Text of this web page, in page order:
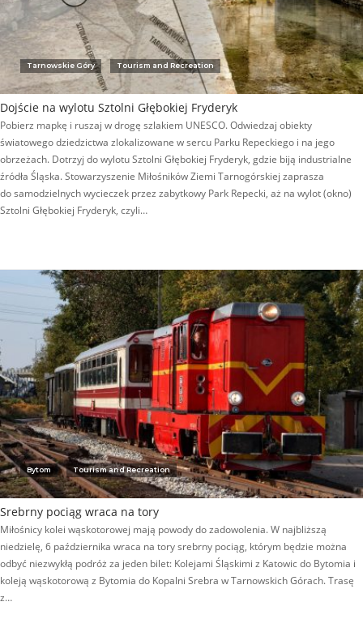
Tarnowskie Góry Tourism and Recreation
Dojście na wylotu Sztolni Głębokiej Fryderyk
Pobierz mapkę i ruszaj w drogę szlakiem UNESCO. Odwiedzaj obiekty
światowego dziedzictwa zlokalizowane w sercu Parku Repeckiego i na jego
obrzeżach. Dotrzyj do wylotu Sztolni Głębokiej Fryderyk, gdzie biją industrialne
źródła Śląska. Stowarzyszenie Miłośników Ziemi Tarnogórskiej zaprasza
do samodzielnych wycieczek przez zabytkowy Park Repecki, aż na wylot (okno)
Sztolni Głębokiej Fryderyk, czyli…
Bytom Tourism and Recreation
Srebrny pociąg wraca na tory
Miłośnicy kolei wąskotorowej mają powody do zadowolenia. W najbliższą
niedzielę, 6 października wraca na tory srebrny pociąg, którym będzie można
odbyć niezwykłą podróż za jeden bilet: Kolejami Śląskimi z Katowic do Bytomia i
koleją wąskotorową z Bytomia do Kopalni Srebra w Tarnowskich Górach. Trasę
z…